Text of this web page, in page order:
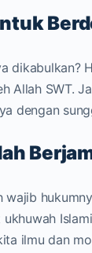
dikabulkan?
Allah SWT.
dengan
wajib
ilmu dan